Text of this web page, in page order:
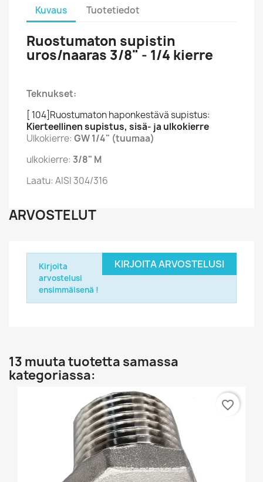
Kuvaus Tuotetiedot
Ruostumaton supistin
uros/naaras 3/8" - 1/4 kierre
Teknukset:
[ 104]Ruostumaton haponkestävä supistus:
Kierteellinen supistus, sisä- ja ulkokierre
Ulkokierre: GW 1/4" (tuumaa)
ulkokierre: 3/8" M
Laatu: AISI 304/316
ARVOSTELUT
KIRJOITA ARVOSTELUSI
Kirjoita
arvostelusi
ensimmäisenä !
13 muuta tuotetta samassa
kategoriassa:
favorite_border